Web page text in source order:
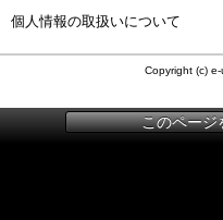
個人情報の取扱いについて
Copyright (c) e-
このページ